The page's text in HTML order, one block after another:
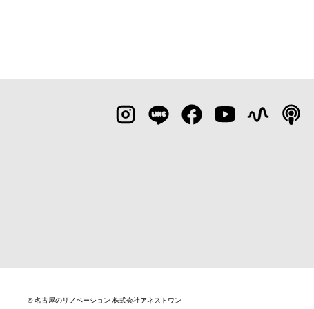
© 名古屋のリノベーション 株式会社アネストワン